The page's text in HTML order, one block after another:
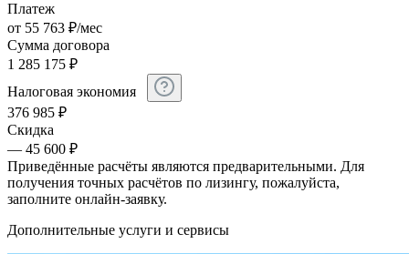
Платеж
от 55 763 ₽/мес
Сумма договора
1 285 175 ₽
Налоговая экономия
376 985 ₽
Скидка
— 45 600 ₽
Приведённые расчёты являются предварительными. Для
получения точных расчётов по лизингу, пожалуйста,
заполните онлайн-заявку.
Дополнительные услуги и сервисы